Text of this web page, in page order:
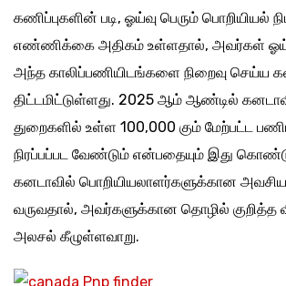
கணிப்புகளின் படி, ஓய்வு பெரும் பொறியியல்
எண்ணிக்கை அதிகம் உள்ளதால், அவர்கள்
அந்த காலிப்பணியிடங்களை நிறைவு செய்ய
திட்டமிட்டுள்ளது. 2025 ஆம் ஆண்டில்
துறைகளில் உள்ள 100,000 கும் மேற்பட்ட
நிரப்பப்பட வேண்டும் என்பதையும் இது
கனடாவில் பொறியியலாளர்களுக்கான
வருவதால், அவர்களுக்கான தொழில் குறித்த
அலசல் கீழுள்ளவாறு.